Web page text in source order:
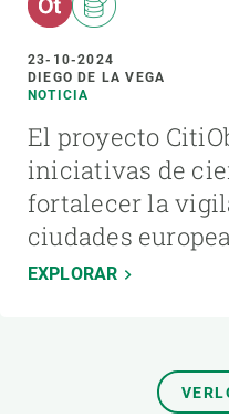
23-10-2024
DIEGO DE LA VEGA
NOTICIA
El proyecto
iniciativas de
fortalecer la
ciudades
EXPLORAR